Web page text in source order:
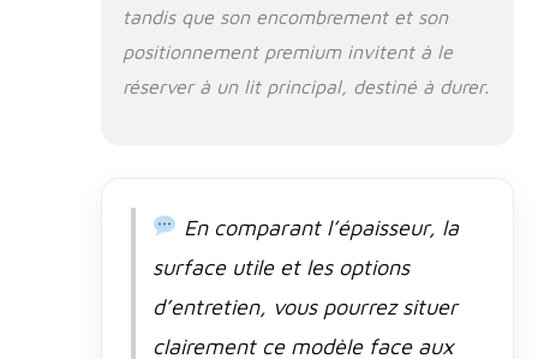
tandis que son encombrement et son
positionnement premium invitent à le
réserver à un lit principal, destiné à durer.
En comparant l’épaisseur, la
surface utile et les options
d’entretien, vous pourrez situer
clairement ce modèle face aux